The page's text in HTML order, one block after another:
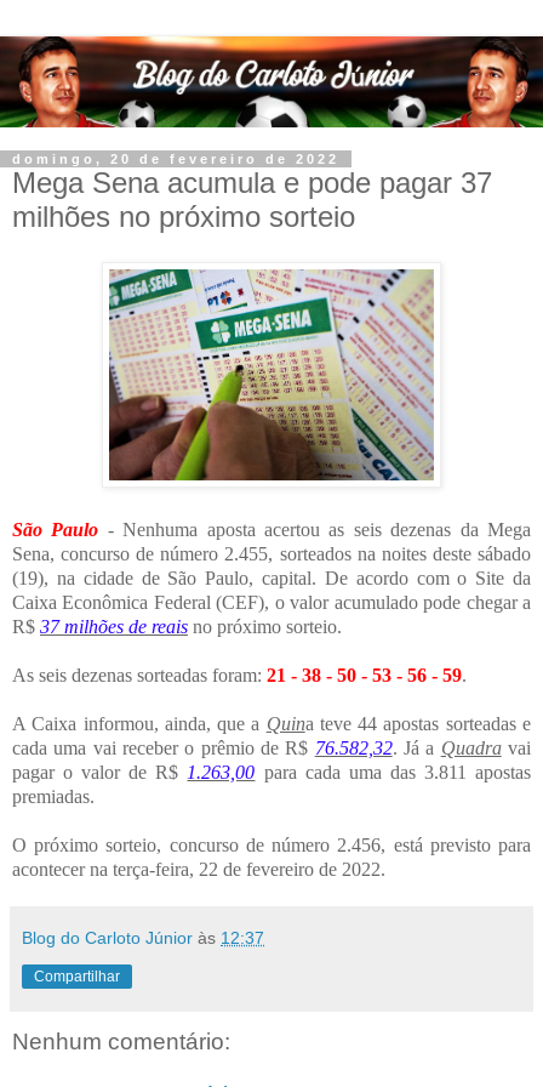
domingo, 20 de fevereiro de 2022
Mega Sena acumula e pode pagar 37
milhões no próximo sorteio
São Paulo - Nenhuma aposta acertou as seis dezenas da Mega
Sena, concurso de número 2.455, sorteados na noites deste sábado
(19), na cidade de São Paulo, capital. De acordo com o Site da
Caixa Econômica Federal (CEF), o valor acumulado pode chegar a
R$ 37 milhões de reais no próximo sorteio.
As seis dezenas sorteadas foram: 21 - 38 - 50 - 53 - 56 - 59.
A Caixa informou, ainda, que a Quina teve 44 apostas sorteadas e
cada uma vai receber o prêmio de R$ 76.582,32. Já a Quadravai
pagar o valor de R$1.263,00 para cada uma das 3.811 apostas
premiadas.
O próximo sorteio, concurso de número 2.456, está previsto para
acontecer na terça-feira, 22 de fevereiro de 2022.
Blog do Carloto Júnior às 12:37
Compartilhar
Nenhum comentário: